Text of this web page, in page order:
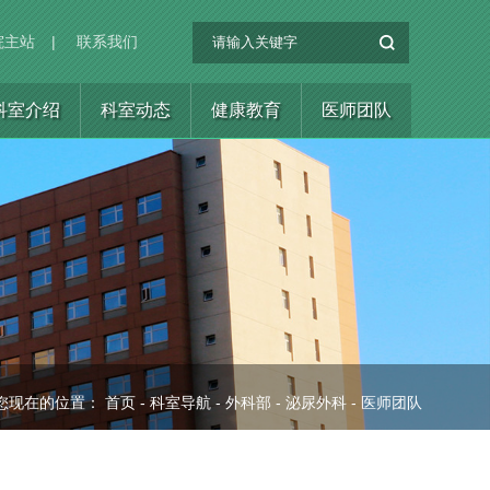
主站 | 联系我们
室介绍 科室动态 健康教育 医师团队
现在的位置： 首页 - 科室导航 - 外科部 - 泌尿外科 - 医师团队